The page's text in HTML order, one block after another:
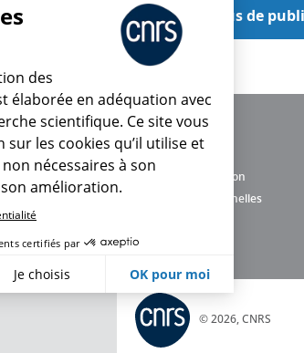
Voir plus de
Charte d'utilisation
Données personnelles
© 2026, CNRS
des
élaborée en adéquation avec
scientifique. Ce site vous
sur les cookies qu’il utilise et
nécessaires à son
amélioration.
certifiés par
Je choisis OK pour moi
Consentement : Personnalisez vos Options
d'adapter et de gérer vos paramètres